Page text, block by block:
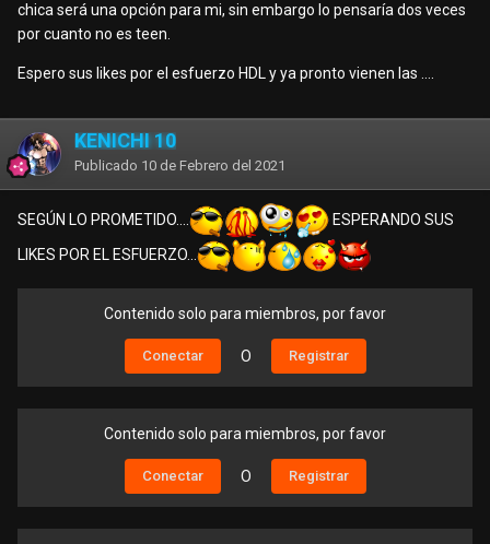
chica será una opción para mi, sin embargo lo pensaría dos veces
por cuanto no es teen.
Espero sus likes por el esfuerzo HDL y ya pronto vienen las ….
KENICHI 10
Publicado 10 de Febrero del 2021
SEGÚN LO PROMETIDO....
ESPERANDO SUS
LIKES POR EL ESFUERZO...
Contenido solo para miembros, por favor
Conectar O Registrar
Contenido solo para miembros, por favor
Conectar O Registrar